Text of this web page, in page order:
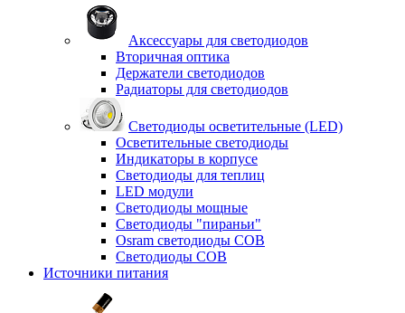
Аксессуары для светодиодов
Вторичная оптика
Держатели светодиодов
Радиаторы для светодиодов
Светодиоды осветительные (LED)
Осветительные светодиоды
Индикаторы в корпусе
Светодиоды для теплиц
LED модули
Светодиоды мощные
Светодиоды "пираньи"
Osram светодиоды COB
Светодиоды COB
Источники питания